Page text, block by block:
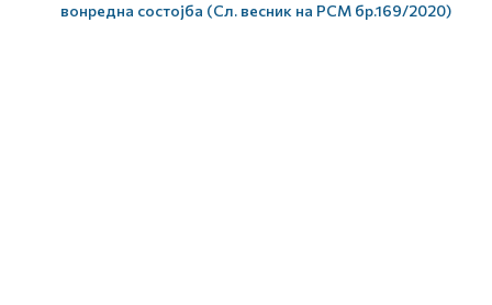
вонредна состојба (Сл. весник на РСМ бр.169/2020)